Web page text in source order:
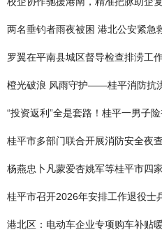
两名垂钓者雨夜被困 港北公安紧急
罗翼在平南县城区督导检查排涝工
橙光破浪 风雨守护——桂平消防抗
“投资返利”全是套路！桂平一男子
桂平市多部门联合开展消防安全夜
杨燕忠卜凡蒙爱杏姚军等桂平市四
桂平市召开2026年安排工作退役士
港北区：电动车企业专项购车补贴